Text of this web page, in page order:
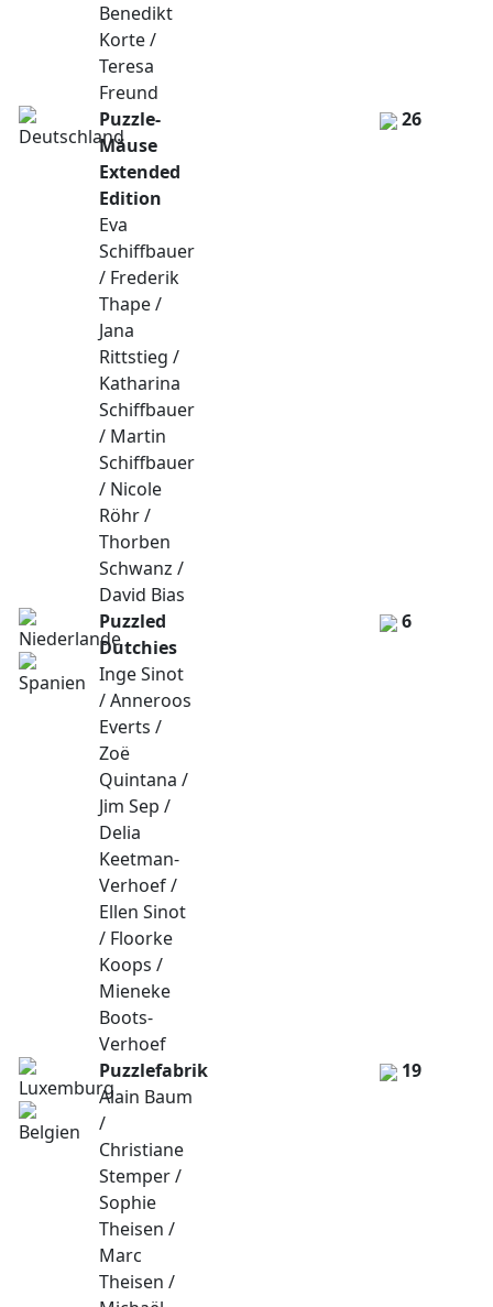
Benedikt
Korte /
Teresa
Freund
Puzzle-
Mäuse
Extended
Edition
Eva
Schiffbauer
/ Frederik
Thape /
Jana
Rittstieg /
Katharina
Schiffbauer
/ Martin
Schiffbauer
/ Nicole
Röhr /
Thorben
Schwanz /
David Bias
26
Puzzled
Dutchies
Inge Sinot
/ Anneroos
Everts /
Zoë
Quintana /
Jim Sep /
Delia
Keetman-
Verhoef /
Ellen Sinot
/ Floorke
Koops /
Mieneke
Boots-
Verhoef
6
Puzzlefabrik
Alain Baum
/
Christiane
Stemper /
Sophie
Theisen /
Marc
Theisen /
19